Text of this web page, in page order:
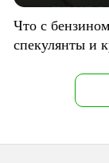
Что с
спекулянты и